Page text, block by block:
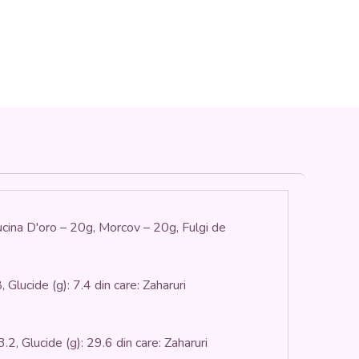
D'oro – 20g, Morcov – 20g, Fulgi de
(g): 7.4 din care: Zaharuri
Glucide (g): 29.6 din care: Zaharuri